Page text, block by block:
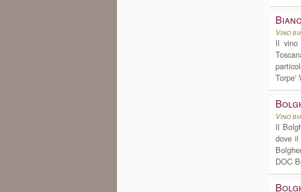
Vino
Il vino
Torpe'
Vino
Il
dove il
DOC